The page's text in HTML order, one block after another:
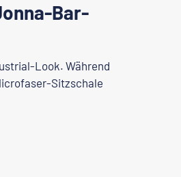
Bar-
Look. Während
Sitzschale